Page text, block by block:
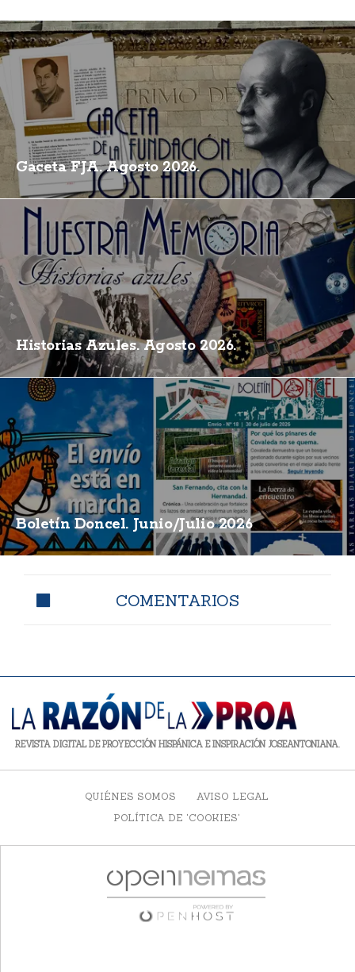
Gaceta FJA. Agosto 2026.
Historias Azules. Agosto 2026.
Boletín Doncel. Junio/Julio 2026
COMENTARIOS
REVISTA DIGITAL DE PROYECCIÓN HISPÁNICA E INSPIRACIÓN JOSEANTONIANA.
QUIÉNES SOMOS
AVISO LEGAL
POLÍTICA DE 'COOKIES'